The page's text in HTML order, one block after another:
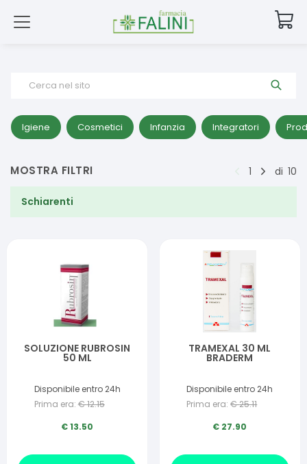
Cerca nel sito
Igiene Cosmetici Infanzia Integratori
MOSTRA FILTRI 1 di 10
Schiarenti
SOLUZIONE RUBROSIN
50 ML
Disponibile entro 24h
Prima era: €12.15
€13.50
TRAMEXAL 30 ML
BRADERM
Disponibile entro 24h
Prima era: €25.11
€ 27.90